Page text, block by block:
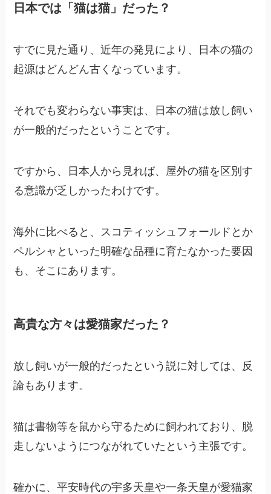
日本では「猫は猫」だった？
すでに見た通り、近年の発見により、日本の猫の
起源はどんどん古くなっています。
それでも変わらない事実は、日本の猫は放し飼い
が一般的だったということです。
ですから、日本人から見れば、屋外の猫を区別す
る意識が乏しかったわけです。
海外に比べると、スコティッシュフォールドとか
ペルシャといった明確な品種に育たなかった要因
も、そこにあります。
高貴な方々は愛猫家だった？
放し飼いが一般的だったという説に対しては、反
論もあります。
猫は書物等を鼠から守るために飼われており、脱
走しないようにつながれていたという主張です。
確かに、平安時代の宇多天皇や一条天皇が愛猫家